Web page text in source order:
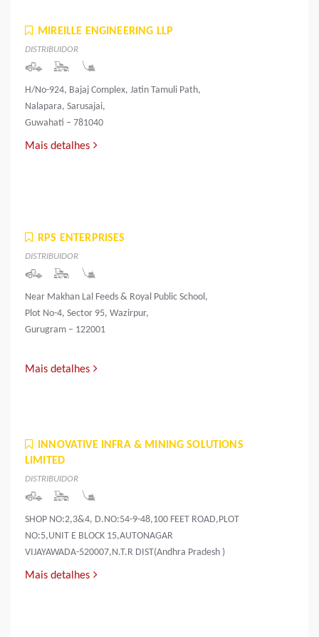
MIREILLE ENGINEERING LLP
DISTRIBUIDOR
H/No-924, Bajaj Complex, Jatin Tamuli Path,
Nalapara, Sarusajai,
Guwahati – 781040
Mais detalhes
RPS ENTERPRISES
DISTRIBUIDOR
Near Makhan Lal Feeds & Royal Public School,
Plot No-4, Sector 95, Wazirpur,
Gurugram – 122001
Mais detalhes
INNOVATIVE INFRA & MINING SOLUTIONS
LIMITED
DISTRIBUIDOR
SHOP NO:2,3&4, D.NO:54-9-48,100 FEET ROAD,PLOT
NO:5,UNIT E BLOCK 15,AUTONAGAR
VIJAYAWADA-520007,N.T.R DIST(Andhra Pradesh )
Mais detalhes